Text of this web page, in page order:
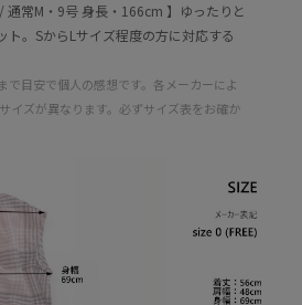
通常M・9号 身長・166cm 】ゆったりと
ト。SからLサイズ程度の方に対応する
目安で個人の感想です。各メーカーによ
イズが異なります。必ずサイズ表をお確か